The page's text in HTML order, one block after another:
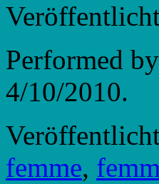
Performed
4/10/2010.
femme,